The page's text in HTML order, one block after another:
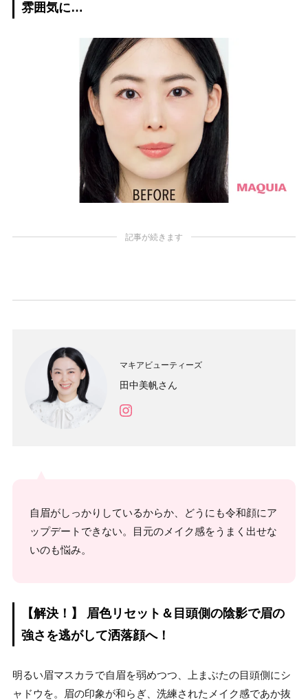
雰囲気に…
記事が続きます
マキアビューティーズ
田中美帆さん
自眉がしっかりしているからか、どうにも令和顔にア
ップデートできない。目元のメイク感をうまく出せな
いのも悩み。
【解決！】 眉色リセット＆目頭側の陰影で眉の
強さを逃がして洒落顔へ！
明るい眉マスカラで自眉を弱めつつ、上まぶたの目頭側にシ
ャドウを。眉の印象が和らぎ、洗練されたメイク感であか抜